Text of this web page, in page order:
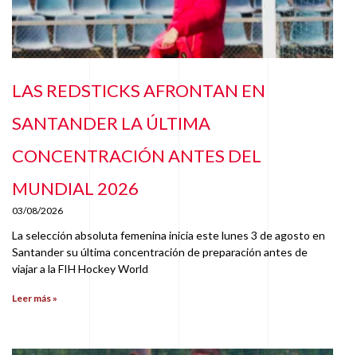
LAS REDSTICKS AFRONTAN EN
SANTANDER LA ÚLTIMA
CONCENTRACIÓN ANTES DEL
MUNDIAL 2026
03/08/2026
La selección absoluta femenina inicia este lunes 3 de agosto en
Santander su última concentración de preparación antes de
viajar a la FIH Hockey World
Leer más »